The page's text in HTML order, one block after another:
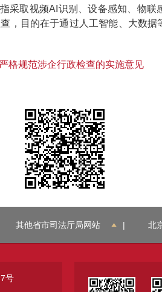
取视频AI识别、设备感知、物联
，目的在于通过人工智能、大数
格规范涉企行政检查的实施意见
其他省市司法厅局网站 | 北
号